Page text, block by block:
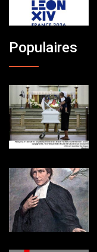
Populaires